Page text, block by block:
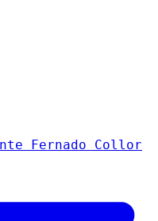
Fernado Collor